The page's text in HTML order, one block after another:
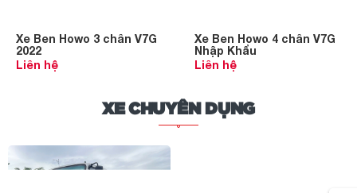
Xe Ben Howo 3 chân V7G
2022
Liên hệ
Xe Ben Howo 4 chân V7G
Nhập Khẩu
Liên hệ
XE CHUYÊN DỤNG